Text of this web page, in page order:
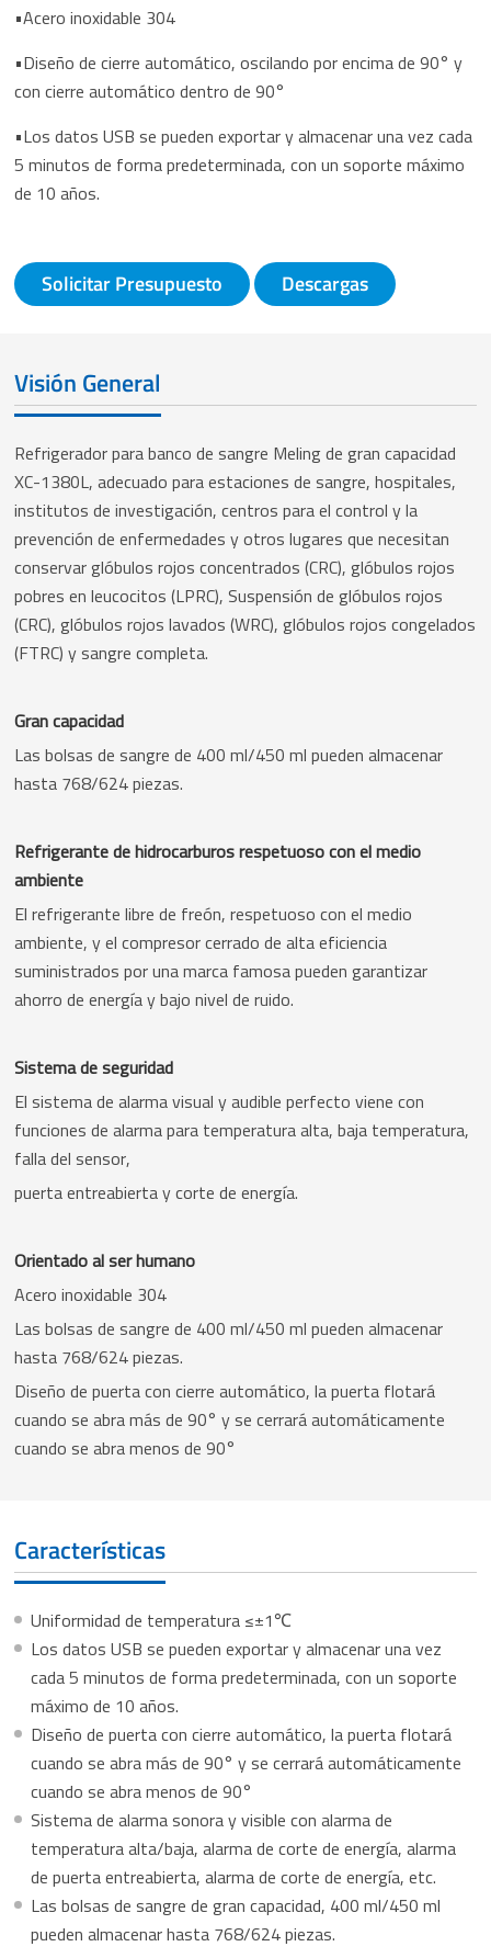
•Acero inoxidable 304
•Diseño de cierre automático, oscilando por encima de 90° y
con cierre automático dentro de 90°
•Los datos USB se pueden exportar y almacenar una vez cada
5 minutos de forma predeterminada, con un soporte máximo
de 10 años.
Solicitar Presupuesto Descargas
Visión General
Refrigerador para banco de sangre Meling de gran capacidad
XC-1380L, adecuado para estaciones de sangre, hospitales,
institutos de investigación, centros para el control y la
prevención de enfermedades y otros lugares que necesitan
conservar glóbulos rojos concentrados (CRC), glóbulos rojos
pobres en leucocitos (LPRC), Suspensión de glóbulos rojos
(CRC), glóbulos rojos lavados (WRC), glóbulos rojos congelados
(FTRC) y sangre completa.
Gran capacidad
Las bolsas de sangre de 400 ml/450 ml pueden almacenar
hasta 768/624 piezas.
Refrigerante de hidrocarburos respetuoso con el medio
ambiente
El refrigerante libre de freón, respetuoso con el medio
ambiente, y el compresor cerrado de alta eficiencia
suministrados por una marca famosa pueden garantizar
ahorro de energía y bajo nivel de ruido.
Sistema de seguridad
El sistema de alarma visual y audible perfecto viene con
funciones de alarma para temperatura alta, baja temperatura,
falla del sensor,
puerta entreabierta y corte de energía.
Orientado al ser humano
Acero inoxidable 304
Las bolsas de sangre de 400 ml/450 ml pueden almacenar
hasta 768/624 piezas.
Diseño de puerta con cierre automático, la puerta flotará
cuando se abra más de 90° y se cerrará automáticamente
cuando se abra menos de 90°
Características
Uniformidad de temperatura ≤±1℃
Los datos USB se pueden exportar y almacenar una vez
cada 5 minutos de forma predeterminada, con un soporte
máximo de 10 años.
Diseño de puerta con cierre automático, la puerta flotará
cuando se abra más de 90° y se cerrará automáticamente
cuando se abra menos de 90°
Sistema de alarma sonora y visible con alarma de
temperatura alta/baja, alarma de corte de energía, alarma
de puerta entreabierta, alarma de corte de energía, etc.
Las bolsas de sangre de gran capacidad, 400 ml/450 ml
pueden almacenar hasta 768/624 piezas.